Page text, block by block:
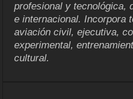
profesional y tecnológica,
e internacional. Incorpora
aviación civil, ejecutiva,
experimental,
cultural.